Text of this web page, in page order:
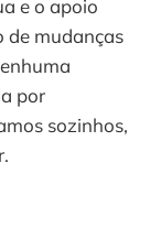
e o apoio
de mudanças
por
sozinhos,